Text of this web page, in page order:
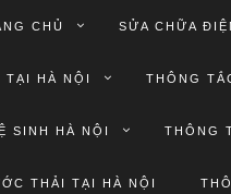
CHỦ SỬA CHỮA
TẠI HÀ NỘI THÔNG
SINH HÀ NỘI THÔNG
THẢI TẠI HÀ NỘI